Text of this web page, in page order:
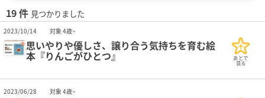
19 件 見つかりました
2023/10/14 対象 4歳~
思いやりや優しさ、譲り合う気持ちを育む絵
本『りんごがひとつ』 あとで
見る
2023/06/28 対象 4歳~